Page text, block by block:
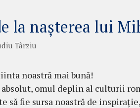
la nașterea lui
Târziu
noastră mai bună!
omul deplin al culturii
să fie sursa noastră de